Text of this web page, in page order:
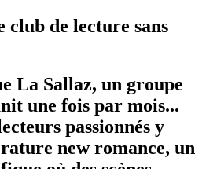
club de lecture sans
La Sallaz, un groupe
une fois par mois...
passionnés y
new romance, un